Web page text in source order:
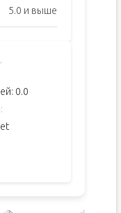
5.0 и выше
0.0